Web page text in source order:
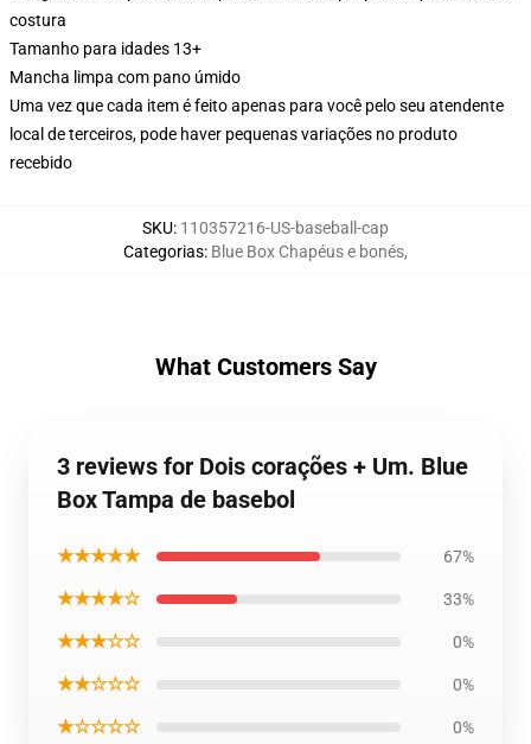
costura
Tamanho para idades 13+
Mancha limpa com pano úmido
Uma vez que cada item é feito apenas para você pelo seu atendente
local de terceiros, pode haver pequenas variações no produto
recebido
SKU: 110357216-US-baseball-cap
Categorias: Blue Box Chapéus e bonés,
What Customers Say
3 reviews for Dois corações + Um. Blue
Box Tampa de basebol
★★★★★ 67%
★★★★☆ 33%
★★★☆☆ 0%
★★☆☆☆ 0%
★☆☆☆☆ 0%